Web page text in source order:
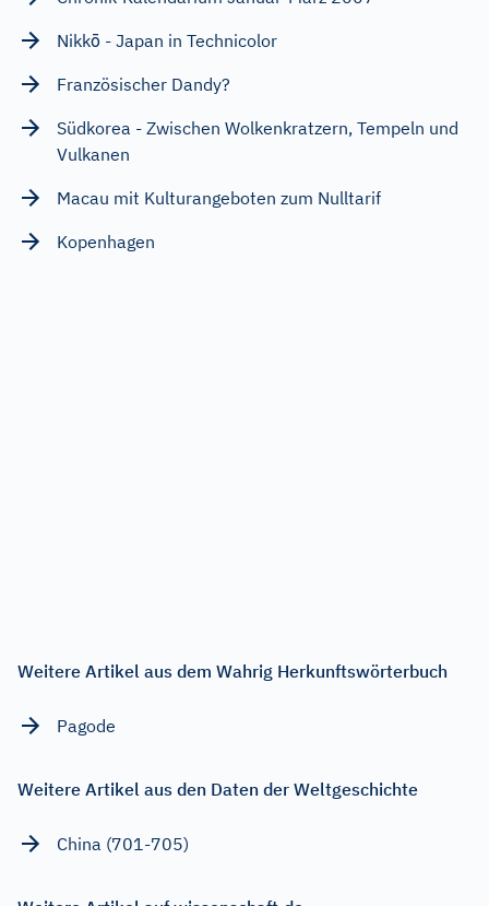
Nikkō - Japan in Technicolor
Französischer Dandy?
Südkorea - Zwischen Wolkenkratzern, Tempeln und
Vulkanen
Macau mit Kulturangeboten zum Nulltarif
Kopenhagen
Weitere Artikel aus dem Wahrig Herkunftswörterbuch
Pagode
Weitere Artikel aus den Daten der Weltgeschichte
China (701-705)